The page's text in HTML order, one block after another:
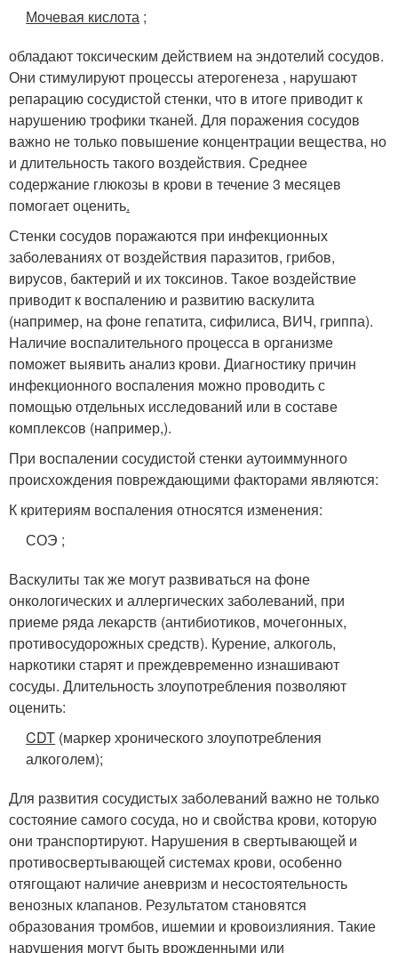
Мочевая кислота ;
обладают токсическим действием на эндотелий сосудов.
Они стимулируют процессы атерогенеза , нарушают
репарацию сосудистой стенки, что в итоге приводит к
нарушению трофики тканей. Для поражения сосудов
важно не только повышение концентрации вещества, но
и длительность такого воздействия. Среднее
содержание глюкозы в крови в течение 3 месяцев
помогает оценить.
Стенки сосудов поражаются при инфекционных
заболеваниях от воздействия паразитов, грибов,
вирусов, бактерий и их токсинов. Такое воздействие
приводит к воспалению и развитию васкулита
(например, на фоне гепатита, сифилиса, ВИЧ, гриппа).
Наличие воспалительного процесса в организме
поможет выявить анализ крови. Диагностику причин
инфекционного воспаления можно проводить с
помощью отдельных исследований или в составе
комплексов (например,).
При воспалении сосудистой стенки аутоиммунного
происхождения повреждающими факторами являются:
К критериям воспаления относятся изменения:
СОЭ ;
Васкулиты так же могут развиваться на фоне
онкологических и аллергических заболеваний, при
приеме ряда лекарств (антибиотиков, мочегонных,
противосудорожных средств). Курение, алкоголь,
наркотики старят и преждевременно изнашивают
сосуды. Длительность злоупотребления позволяют
оценить:
CDT (маркер хронического злоупотребления
алкоголем);
Для развития сосудистых заболеваний важно не только
состояние самого сосуда, но и свойства крови, которую
они транспортируют. Нарушения в свертывающей и
противосвертывающей системах крови, особенно
отягощают наличие аневризм и несостоятельность
венозных клапанов. Результатом становятся
образования тромбов, ишемии и кровоизлияния. Такие
нарушения могут быть врожденными или